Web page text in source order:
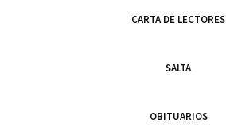
CARTA DE LECTORES
SALTA
OBITUARIOS